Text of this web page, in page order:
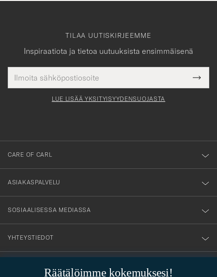
Räätälöimme kokemuksesi!
TILAA UUTISKIRJEEMME
Inspiraatiota ja tietoa uutuuksista ensimmäisenä
tieto
Tack
för
dig
till
vårt
nyhetsbrev!
LUE LISÄÄ YKSITYISYYDENSUOJASTA
CARE OF CARL
ASIAKASPALVELU
SOSIAALISESSA MEDIASSA
YHTEYSTIEDOT